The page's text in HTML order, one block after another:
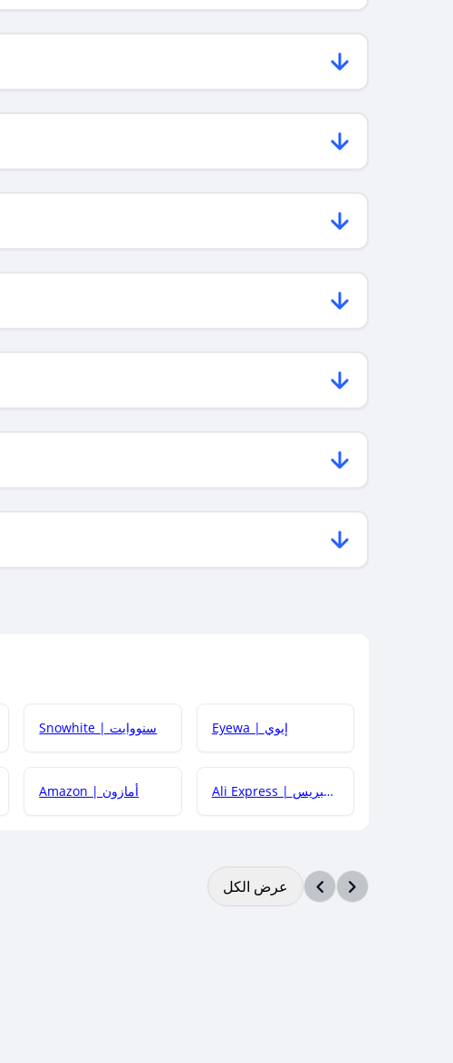
Snowhite | سنووايت Eyewa | إيوي
Amazon | أمازون Ali Express | علي إكسبريس
عرض الكل